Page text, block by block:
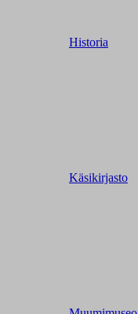
Historia
Käsikirjasto